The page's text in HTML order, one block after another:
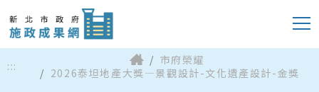
:::
市府榮耀
2026泰坦地產大獎—景觀設計-文化遺產設計-金獎